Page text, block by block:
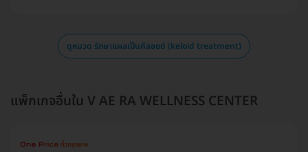
ดูหมวด รักษาแผลเป็นคีลอยด์ (keloid treatment)
แพ็กเกจอื่นใน V AE RA WELLNESS CENTER